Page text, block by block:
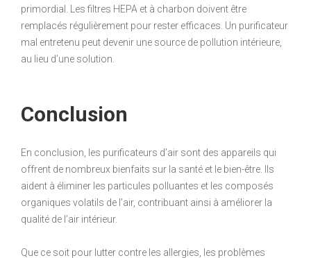
primordial. Les filtres HEPA et à charbon doivent être
remplacés régulièrement pour rester efficaces. Un purificateur
mal entretenu peut devenir une source de pollution intérieure,
au lieu d’une solution.
Conclusion
En conclusion, les purificateurs d’air sont des appareils qui
offrent de nombreux bienfaits sur la santé et le bien-être. Ils
aident à éliminer les particules polluantes et les composés
organiques volatils de l’air, contribuant ainsi à améliorer la
qualité de l’air intérieur.
Que ce soit pour lutter contre les allergies, les problèmes